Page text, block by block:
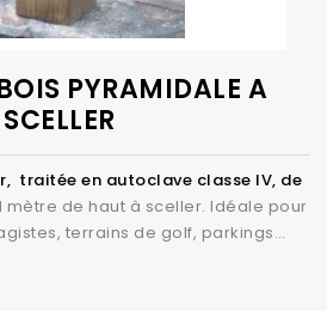
PYRAMIDALE A
SCELLER
traitée en autoclave classe IV, de
mètre de haut à sceller. Idéale pour
terrains de golf, parkings…